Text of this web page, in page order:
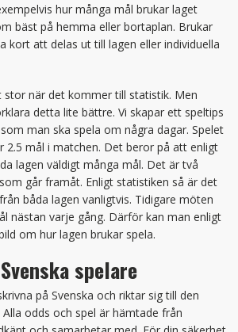
hur många mål brukar laget
bäst på hemma eller bortaplan. Brukar
kort att delas ut till lagen eller individuella
stor när det kommer till statistik. Men
detta lite bättre. Vi skapar ett speltips
man ska spela om några dagar. Spelet
2.5 mål i matchen. Det beror på att enligt
lagen väldigt många mål. Det är två
går framåt. Enligt statistiken så är det
båda lagen vanligtvis. Tidigare möten
nästan varje gång. Därför kan man enligt
om hur lagen brukar spela.
spelare
på Svenska och riktar sig till den
Alla odds och spel är hämtade från